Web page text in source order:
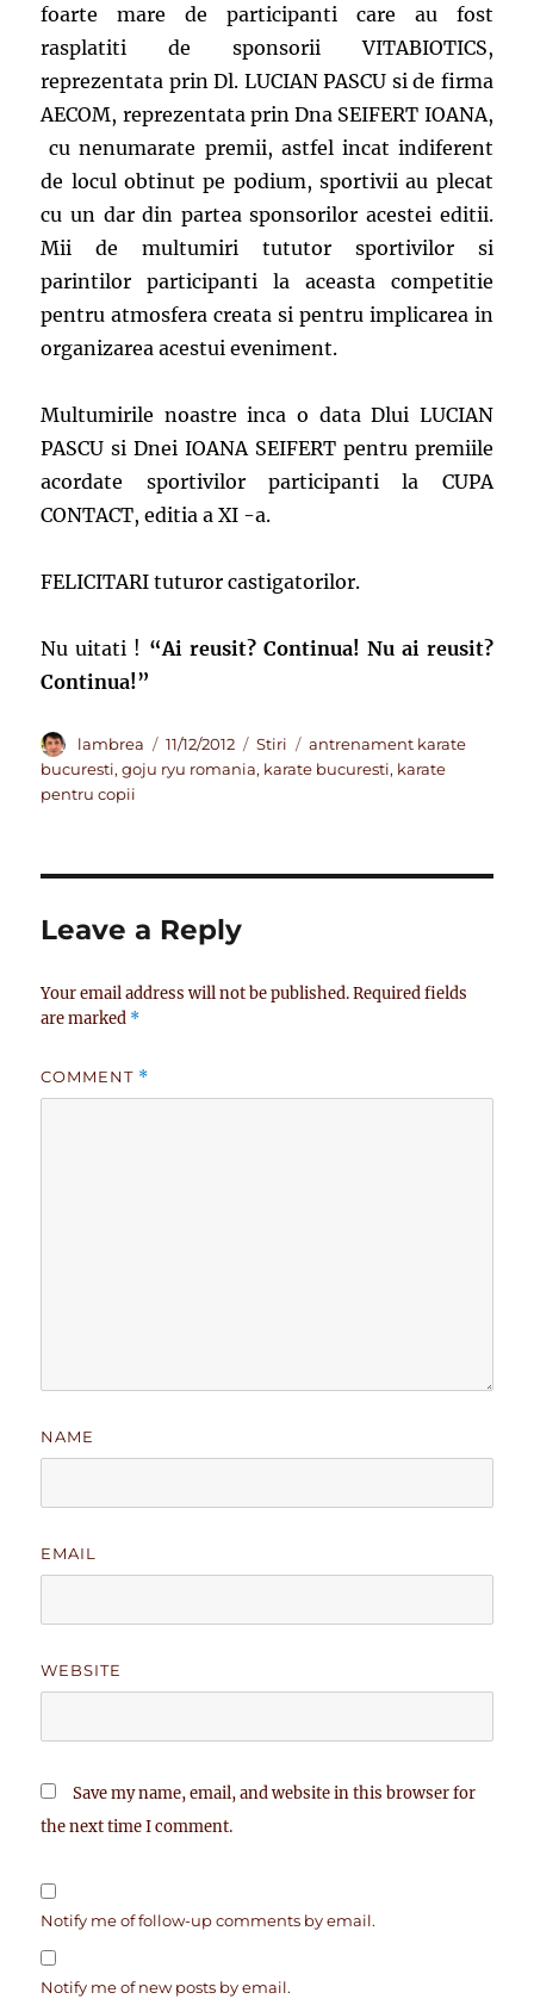
foarte mare de participanti care au fost
rasplatiti de sponsorii VITABIOTICS,
reprezentata prin Dl. LUCIAN PASCU si de firma
AECOM, reprezentata prin Dna SEIFERT IOANA,
cu nenumarate premii, astfel incat indiferent
de locul obtinut pe podium, sportivii au plecat
cu un dar din partea sponsorilor acestei editii.
Mii de multumiri tututor sportivilor si
parintilor participanti la aceasta competitie
pentru atmosfera creata si pentru implicarea in
organizarea acestui eveniment.
Multumirile noastre inca o data Dlui LUCIAN
PASCU si Dnei IOANA SEIFERT pentru premiile
acordate sportivilor participanti la CUPA
CONTACT, editia a XI -a.
FELICITARI tuturor castigatorilor.
Nu uitati ! “Ai reusit? Continua! Nu ai reusit?
Continua!”
Author
lambrea
Posted
on
11/12/2012 Categories
Stiri Tags
antrenament karate
bucuresti,goju ryu romania, karate bucuresti, karate
pentru copii
Leave a Reply
Your email address will not be published. Required fields
are marked *
COMMENT *
NAME
EMAIL
WEBSITE
Save my name, email, and website in this browser for
the next time I comment.
Notify me of follow-up comments by email.
Notify me of new posts by email.